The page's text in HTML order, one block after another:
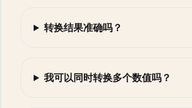
转换结果准确吗？
我可以同时转换多个数值吗？